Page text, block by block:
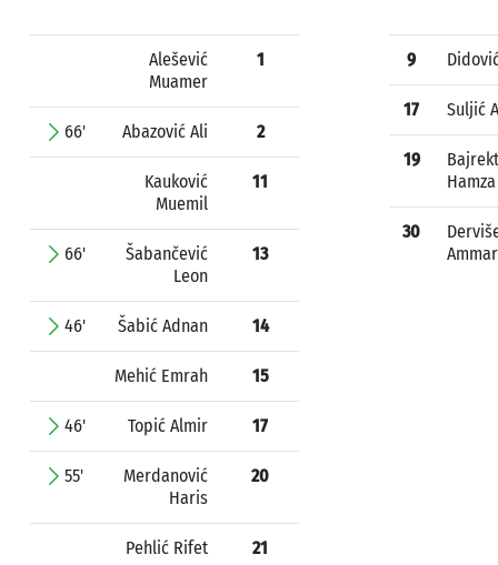
Alešević
Muamer
1
66' Abazović Ali 2
Kauković
Muemil
11
66'
Šabančević
Leon
13
46' Šabić Adnan 14
Mehić Emrah 15
46' Topić Almir 17
55'
Merdanović
Haris
20
Pehlić Rifet 21
9
17 Suljić
19
Hamza
30
Ammar